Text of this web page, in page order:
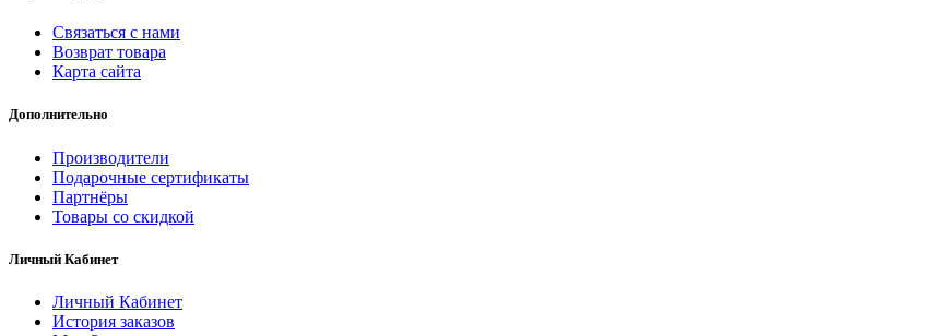
Связаться с нами
Возврат товара
Карта сайта
Дополнительно
Производители
Подарочные сертификаты
Партнёры
Товары со скидкой
Личный Кабинет
Личный Кабинет
История заказов